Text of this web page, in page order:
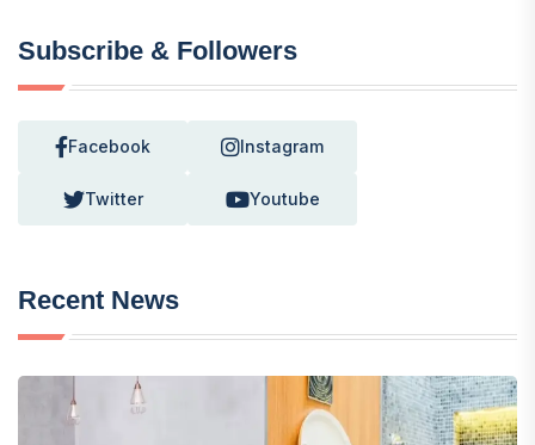
Subscribe & Followers
Facebook Instagram
Twitter Youtube
Recent News